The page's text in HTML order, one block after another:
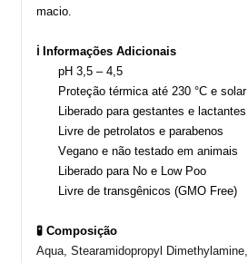
macio.
ℹ️ Informações Adicionais
pH 3,5 – 4,5
Proteção térmica até 230 °C e solar
Liberado para gestantes e lactantes
Livre de petrolatos e parabenos
Vegano e não testado em animais
Liberado para No e Low Poo
Livre de transgênicos (GMO Free)
🧪 Composição
Aqua, Stearamidopropyl Dimethylamine,